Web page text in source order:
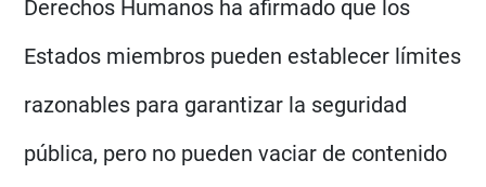
Derechos Humanos ha afirmado que los
Estados miembros pueden establecer límites
razonables para garantizar la seguridad
pública, pero no pueden vaciar de contenido